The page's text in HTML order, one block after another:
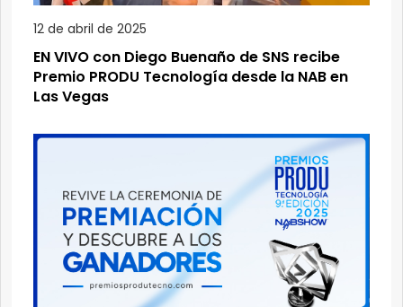
12 de abril de 2025
EN VIVO con Diego Buenaño de SNS recibe
Premio PRODU Tecnología desde la NAB en
Las Vegas